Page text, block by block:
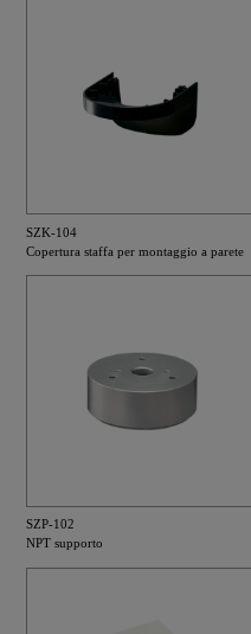
SZK-104
Copertura staffa per montaggio a parete
SZP-102
NPT supporto